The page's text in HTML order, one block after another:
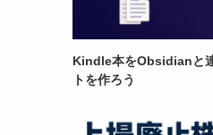
Kindle本をObsidianと
トを作ろう